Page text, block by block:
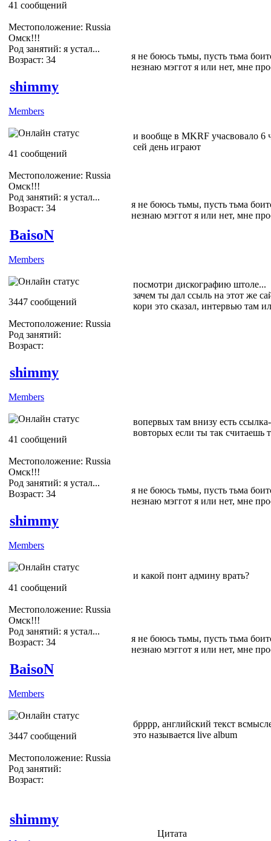
41 сообщений
Местоположение: Russia
Омск!!!
Род занятий: я устал...
Возраст: 34
я не боюсь тьмы, пусть тьма
незнаю мэггот я или нет, мне
shimmy
Members
41 сообщений
Местоположение: Russia
Омск!!!
Род занятий: я устал...
Возраст: 34
и вообще в MKRF учасвовало 6
сей день играют
я не боюсь тьмы, пусть тьма
незнаю мэггот я или нет, мне
BaisoN
Members
3447 сообщений
Местоположение: Russia
Род занятий:
Возраст:
посмотри дискографию штоле...
зачем ты дал ссыль на этот же
кори это сказал, интервью там
shimmy
Members
41 сообщений
Местоположение: Russia
Омск!!!
Род занятий: я устал...
Возраст: 34
вопервых там внизу есть
вовторых если ты так считаешь
я не боюсь тьмы, пусть тьма
незнаю мэггот я или нет, мне
shimmy
Members
41 сообщений
Местоположение: Russia
Омск!!!
Род занятий: я устал...
Возраст: 34
и какой понт админу врать?
я не боюсь тьмы, пусть тьма
незнаю мэггот я или нет, мне
BaisoN
Members
3447 сообщений
Местоположение: Russia
Род занятий:
Возраст:
брррр, английский текст
это называется live album
shimmy
Цитата